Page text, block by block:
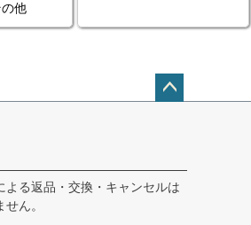
の他
へ
よる返品・交換・キャンセルは
ん。